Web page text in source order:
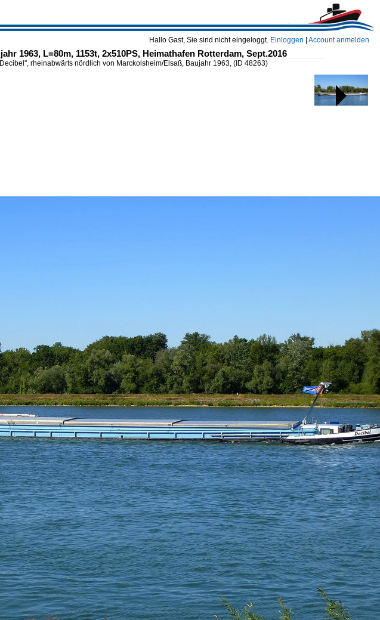
Hallo Gast, Sie sind nicht eingeloggt. Einloggen Account anmelden
1963, L=80m, 1153t, 2x510PS, Heimathafen Rotterdam, Sept.2016
rheinabwärts nördlich von Marckolsheim/Elsaß, Baujahr 1963, (ID 48263)